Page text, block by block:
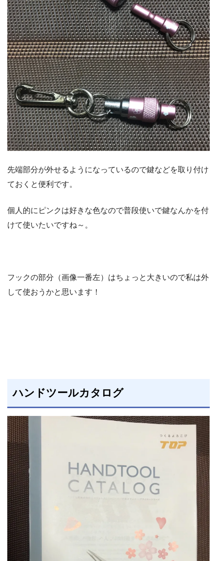
先端部分が外せるようになっているので鍵などを取り付け
ておくと便利です。
個人的にピンクは好きな色なので普段使いで鍵なんかを付
けて使いたいですね～。
フックの部分（画像一番左）はちょっと大きいので私は外
して使おうかと思います！
ハンドツールカタログ